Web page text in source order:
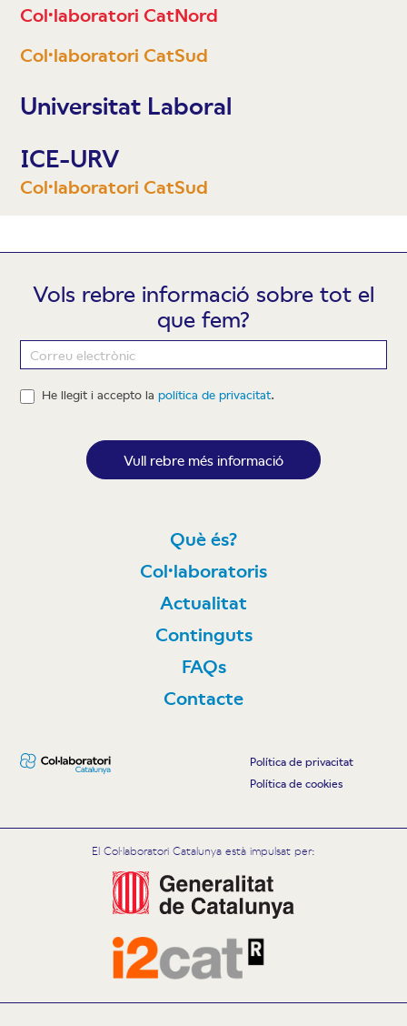
Col·laboratori CatNord
Col·laboratori CatSud
Universitat Laboral
ICE-URV
Col·laboratori CatSud
Vols rebre informació sobre tot el
que fem?
Newsletter
He llegit i accepto lapolítica de privacitat.
Vull rebre més informació
Què és?
Col·laboratoris
Actualitat
Continguts
FAQs
Contacte
Política de privacitat
Política de cookies
El Col·laboratori Catalunya està impulsat per: